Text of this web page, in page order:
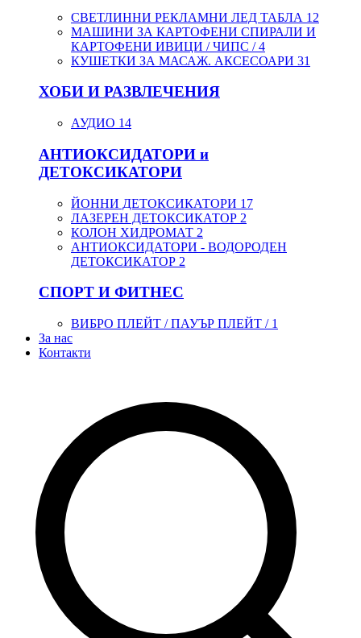
СВЕТЛИННИ РЕКЛАМНИ ЛЕД ТАБЛА 12
МАШИНИ ЗА КАРТОФЕНИ СПИРАЛИ И
КАРТОФЕНИ ИВИЦИ / ЧИПС /4
КУШЕТКИ ЗА МАСАЖ. АКСЕСОАРИ 31
ХОБИ И РАЗВЛЕЧЕНИЯ
АУДИО 14
АНТИОКСИДАТОРИ и
ДЕТОКСИКАТОРИ
ЙОННИ ДЕТОКСИКАТОРИ 17
ЛАЗЕРЕН ДЕТОКСИКАТОР 2
КОЛОН ХИДРОМАТ 2
АНТИОКСИДАТОРИ - ВОДОРОДЕН
ДЕТОКСИКАТОР 2
СПОРТ И ФИТНЕС
ВИБРО ПЛЕЙТ / ПАУЪР ПЛЕЙТ / 1
За нас
Контакти